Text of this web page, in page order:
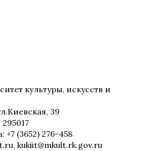
культуры, искусств и
39
+7 (3652) 276-458
kukiit@mkult.rk.gov.ru